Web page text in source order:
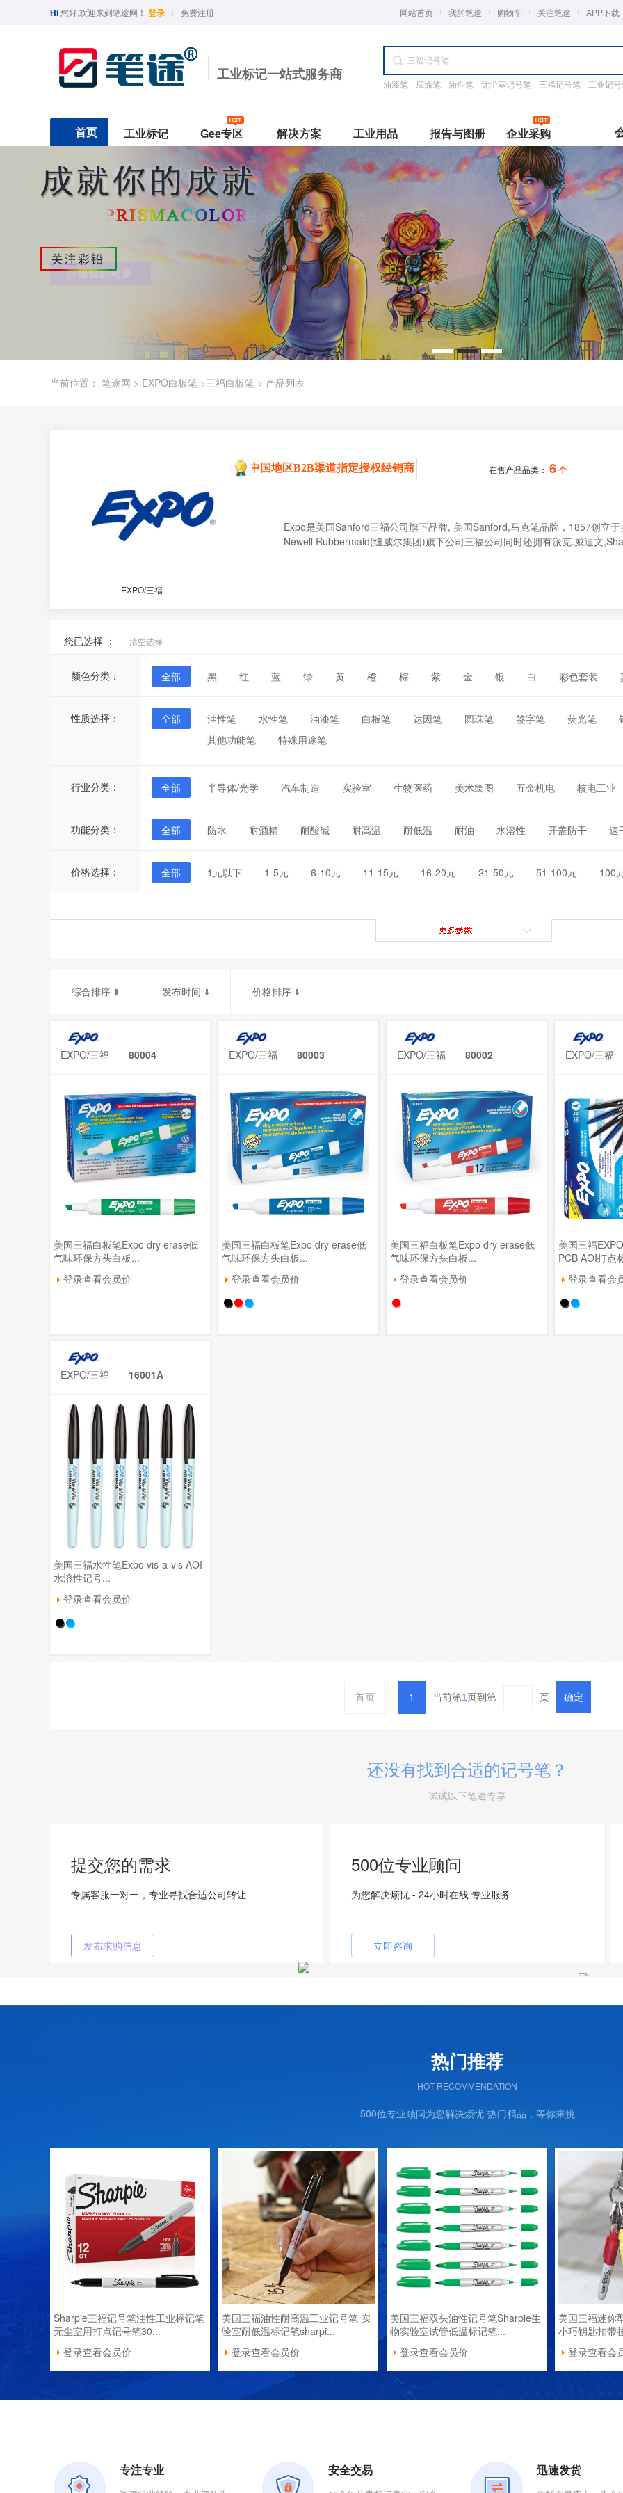
Hi您好,欢迎来到笔途网！ 登录 免费注册 网站首页 我的笔途 购物车 关注笔途 APP下载
工业标记一站式服务商
油漆笔 底涂笔 油性笔 无尘室记号笔 三福记号笔 工业记
首页 工业标记
国产精品
Sipa/中柏
Hamso/汉升 TOYO/东洋 BAOKE/宝克 Deli/得力
PLATINUM/白金
东南亚
geemarker/功意
Simbalion/雄狮 ACE/英士 Liberty/利百代
3M papermate/缤乐美 Prismacolor/培斯玛
Kimberly-Clark/金佰利
ACCU DYMOSEM A.shine /爱莎
日本品牌
FABER-CASTELL/辉柏嘉
FIXOLID
SCHNOFRAK/施诺法克
Gee专区
行业用途
光纤线缆
光学/半导体 核电五金工业 汽车电器制造 实验室
G330白色速干
G-330纯黑油性笔 G-1600多色水性笔
G-370低氯无硫
G-390核工业标准笔
G-3501实验室耐精精(1.5mm)
解决方案
行业分类
半导体/光学
汽车制造
生物医药
培训教育
船舶制造
航天工业
功能分类
防水
耐酒精
耐酸碱
耐高温
耐低温
耐油
水溶性
开盖防干
速干
颜色分类
黑
红
蓝
绿
黄
橙
棕
墨水特性
油性不可擦
其他
线幅范围(mm)
0.03－0.05
0.1-0.8
1.0-2.0
2.0-5.0
价格分类
1元以下
1-5元
6-10元
10-15元
15-20元
20-50元
50-100元
1000元以上
工业用品
印油与墨水
工业印油
工业印台
补充墨水
保护与防护
台面保护垫
防护手套
作业手套
工业清洁
擦拭布
工业耗材
工业胶带
工业橡皮
工业刀具
标签打印机
报告与图册
Geemarker专题
最新ROHS下载
Geemarker-2020
工业笔检测报告
HF卤素报告
MSDS报告
VOC报告
其他报告
使用场景
半导体/光学
实验室
汽车制造
核电工业
更多>>
企业采购
工厂采购
笔途优势
开发需求
产品搜索
经销商采购
何为经销商
成为经销商
我要帮助
团
我
当前位置： 笔途网 > EXPO白板笔 >三福白板笔 > 产品列表
EXPO/三福
中国地区B2B渠道指定授权经销商 在售产品品类： 6个
Expo是美国Sanford三福公司旗下品牌, 美国Sanford,马克笔品牌，1857创立
Newell Rubbermaid(纽威尔集团)旗下公司三福公司同时还拥有派克.威迪文
您已选择 ： 清空选择
颜色分类： 全部 黑 红 蓝 绿 黄 橙 棕 紫 金 银 白 彩色套装
性质选择： 全部 油性笔 水性笔 油漆笔 白板笔 达因笔 圆珠笔 签字笔 荧光笔
其他功能笔
特殊用途笔
行业分类： 全部 半导体/光学 汽车制造 实验室 生物医药 美术绘图 五金机电 核电工业
功能分类： 全部 防水 耐酒精 耐酸碱 耐高温 耐低温 耐油 水溶性 开盖防干 速
价格选择： 全部 1元以下 1-5元 6-10元 11-15元 16-20元 21-50元 51-100元 100
综合排序 发布时间 价格排序
EXPO/三福 80004
美国三福白板笔Expo dry erase低
气味环保方头白板...
登录查看会员价
EXPO/三福 80003
美国三福白板笔Expo dry erase低
气味环保方头白板...
登录查看会员价
EXPO/三福 80002
美国三福白板笔Expo dry erase低
气味环保方头白板...
登录查看会员价
EXPO/三
美国三福
PCB AOI打点
登录查看会
EXPO/三福 16001A
美国三福水性笔Expo vis-a-vis AOI
水溶性记号...
登录查看会员价
首页 1 当前第1页到第 页 确定
还没有找到合适的记号笔？
试试以下笔途专享
提交您的需求
专属客服一对一，专业寻找合适公司转让
发布求购信息
500位专业顾问
为您解决烦忧 - 24小时在线 专业服务
立即咨询
热门推荐
HOT RECOMMENDATION
500位专业顾问为您解决烦忧-热门精品，等你来挑
Sharpie三福记号笔油性工业标记笔
无尘室用打点记号笔30...
登录查看会员价
美国三福油性耐高温工业记号笔 实
验室耐低温标记笔sharpi...
登录查看会员价
美国三福双头油性记号笔Sharpie生
物实验室试管低温标记笔...
登录查看会员价
美国三福迷你
小巧钥匙扣带
登录查看会
专注专业 安全交易 迅速发货